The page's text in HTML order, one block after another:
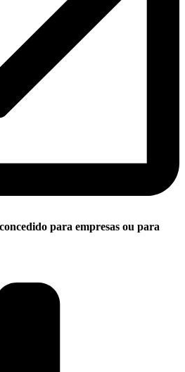
para empresas ou para